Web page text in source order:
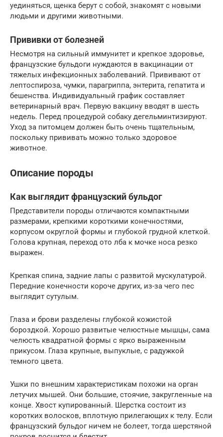
уединяться, щенка берут с собой, знакомят с новыми
людьми и другими животными.
Прививки от болезней
Несмотря на сильный иммунитет и крепкое здоровье,
французские бульдоги нуждаются в вакцинации от
тяжелых инфекционных заболеваний. Прививают от
лептоспироза, чумки, парагриппа, энтерита, гепатита и
бешенства. Индивидуальный график составляет
ветеринарный врач. Первую вакцину вводят в шесть
недель. Перед процедурой собаку дегельминтизируют.
Уход за питомцем должен быть очень тщательным,
поскольку прививать можно только здоровое
животное.
Описание породы
Как выглядит французский бульдог
Представители породы отличаются компактными
размерами, крепкими короткими конечностями,
корпусом округлой формы и глубокой грудной клеткой.
Голова крупная, переход ото лба к мочке носа резко
выражен.
Крепкая спина, задние лапы с развитой мускулатурой.
Передние конечности короче других, из-за чего пес
выглядит сутулым.
Глаза и брови разделены глубокой кожистой
бороздкой. Хорошо развитые челюстные мышцы, сама
челюсть квадратной формы с ярко выраженным
прикусом. Глаза крупные, выпуклые, с радужкой
темного цвета.
Ушки по внешним характеристикам похожи на орган
летучих мышей. Они большие, стоячие, закругленные на
конце. Хвост купированный. Шерстка состоит из
коротких волосков, вплотную прилегающих к телу. Если
французский бульдог ничем не болеет, тогда шерстяной